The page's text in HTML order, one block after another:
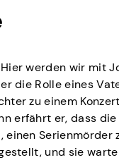
werden wir mit
die Rolle eines
zu einem
erfährt er, dass die
einen Serienmörder
und sie